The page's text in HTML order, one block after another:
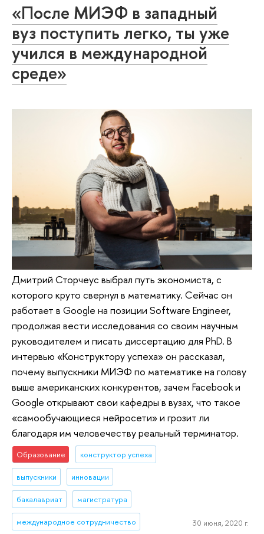
«После МИЭФ в западный
вуз поступить легко, ты уже
учился в международной
среде»
Дмитрий Сторчеус выбрал путь экономиста, с
которого круто свернул в математику. Сейчас он
работает в Google на позиции Software Engineer,
продолжая вести исследования со своим научным
руководителем и писать диссертацию для PhD. В
интервью «Конструктору успеха» он рассказал,
почему выпускники МИЭФ по математике на голову
выше американских конкурентов, зачем Facebook и
Google открывают свои кафедры в вузах, что такое
«самообучающиеся нейросети» и грозит ли
благодаря им человечеству реальный терминатор.
Образование конструктор успеха
выпускники инновации
бакалавриат магистратура
международное сотрудничество 30 июня, 2020 г.